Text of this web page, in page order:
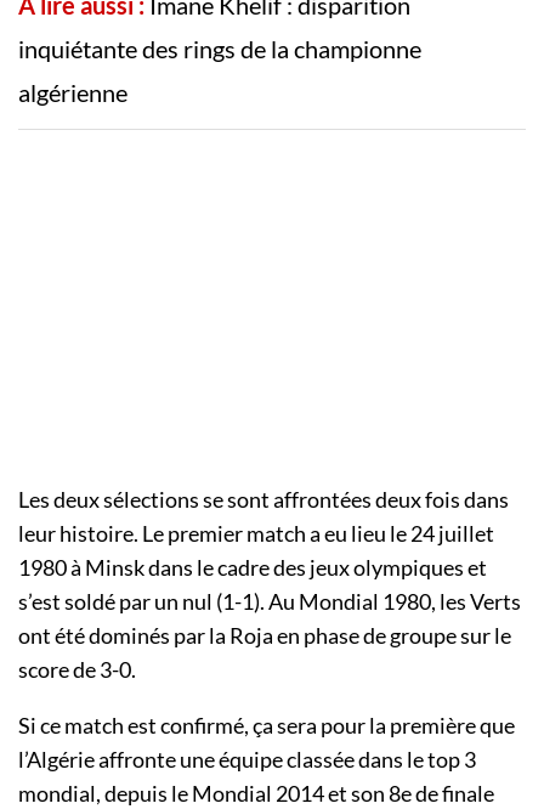
inquiétante des rings de la championne
algérienne
Les deux sélections se sont affrontées deux fois dans
leur histoire. Le premier match a eu lieu le 24 juillet
1980 à Minsk dans le cadre des jeux olympiques et
s’est soldé par un nul (1-1). Au Mondial 1980, les Verts
ont été dominés par la Roja en phase de groupe sur le
score de 3-0.
Si ce match est confirmé, ça sera pour la première que
l’Algérie affronte une équipe classée dans le top 3
mondial, depuis le Mondial 2014 et son 8e de finale